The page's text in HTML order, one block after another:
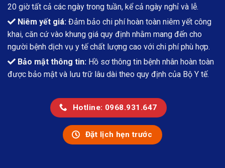
20 giờ tất cả các ngày trong tuần, kể cả ngày nghỉ và lễ.
Niêm yết giá: Đảm bảo chi phí hoàn toàn niêm yết công
khai, căn cứ vào khung giá quy định nhằm mang đến cho
người bệnh dịch vụ y tế chất lượng cao với chi phí phù hợp.
Bảo mật thông tin: Hồ sơ thông tin bệnh nhân hoàn toàn
được bảo mật và lưu trữ lâu dài theo quy định của Bộ Y tế.
Hotline: 0968.931.647
Đặt lịch hẹn trước